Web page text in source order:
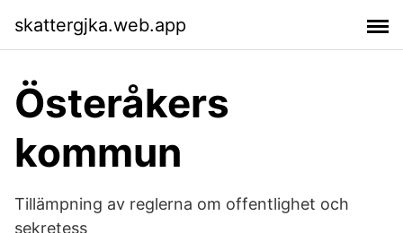
skattergjka.web.app
Österåkers
kommun
Tillämpning av reglerna om offentlighet och
sekretess